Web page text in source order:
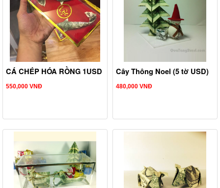
CÁ CHÉP HÓA RỒNG 1USD
550,000 VNĐ
Cây Thông Noel (5 tờ USD)
480,000 VNĐ